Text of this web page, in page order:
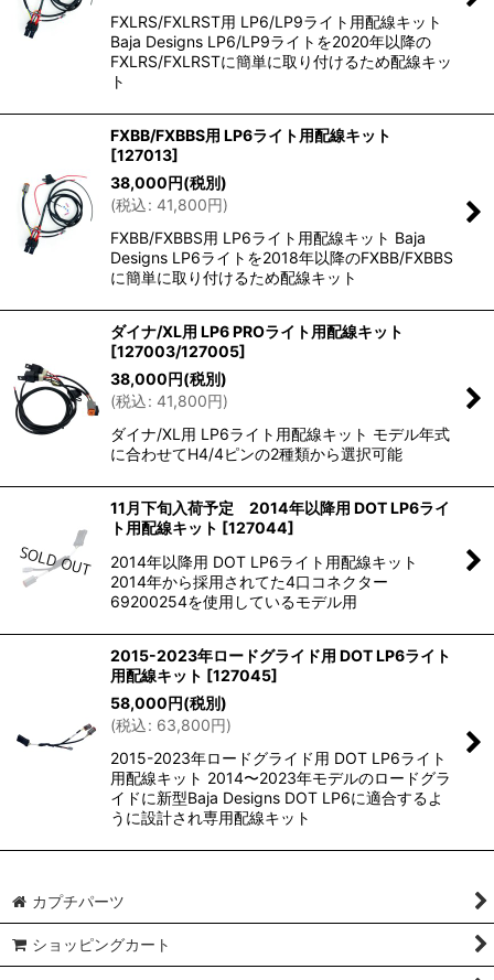
FXLRS/FXLRST用 LP6/LP9ライト用配線キット
Baja Designs LP6/LP9ライトを2020年以降の
FXLRS/FXLRSTに簡単に取り付けるため配線キッ
ト
FXBB/FXBBS用 LP6ライト用配線キット
[127013]
38,000円(税別)
(税込: 41,800円)
FXBB/FXBBS用 LP6ライト用配線キット Baja
Designs LP6ライトを2018年以降のFXBB/FXBBS
に簡単に取り付けるため配線キット
ダイナ/XL用 LP6 PROライト用配線キット
[127003/127005]
38,000円(税別)
(税込: 41,800円)
ダイナ/XL用 LP6ライト用配線キット モデル年式
に合わせてH4/4ピンの2種類から選択可能
11月下旬入荷予定 2014年以降用 DOT LP6ライ
ト用配線キット [127044]
2014年以降用 DOT LP6ライト用配線キット
2014年から採用されてた4口コネクター
69200254を使用しているモデル用
2015-2023年ロードグライド用 DOT LP6ライト
用配線キット [127045]
58,000円(税別)
(税込: 63,800円)
2015-2023年ロードグライド用 DOT LP6ライト
用配線キット 2014〜2023年モデルのロードグラ
イドに新型Baja Designs DOT LP6に適合するよ
うに設計され専用配線キット
カプチパーツ
ショッピングカート